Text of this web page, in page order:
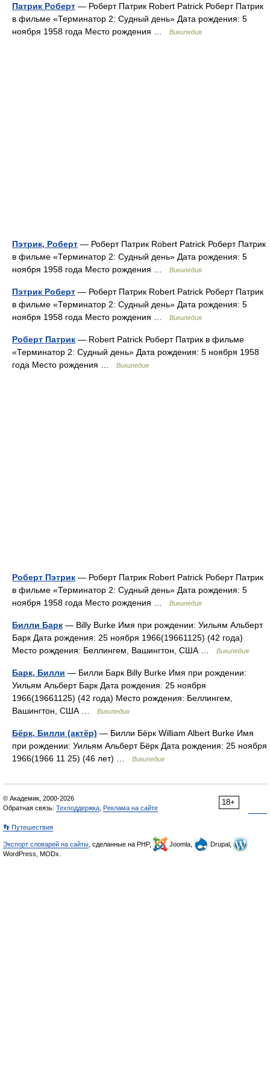
Патрик Роберт — Роберт Патрик Robert Patrick Роберт Патрик
в фильме «Терминатор 2: Судный день» Дата рождения: 5
ноября 1958 года Место рождения …
Википедия
Пэтрик, Роберт — Роберт Патрик Robert Patrick Роберт Патрик
в фильме «Терминатор 2: Судный день» Дата рождения: 5
ноября 1958 года Место рождения …
Википедия
Пэтрик Роберт — Роберт Патрик Robert Patrick Роберт Патрик
в фильме «Терминатор 2: Судный день» Дата рождения: 5
ноября 1958 года Место рождения …
Википедия
Роберт Патрик — Robert Patrick Роберт Патрик в фильме
«Терминатор 2: Судный день» Дата рождения: 5 ноября 1958
года Место рождения …
Википедия
Роберт Пэтрик — Роберт Патрик Robert Patrick Роберт Патрик
в фильме «Терминатор 2: Судный день» Дата рождения: 5
ноября 1958 года Место рождения …
Википедия
Билли Барк — Billy Burke Имя при рождении: Уильям Альберт
Барк Дата рождения: 25 ноября 1966(19661125) (42 года)
Место рождения: Беллингем, Вашингтон, США …
Википедия
Барк, Билли — Билли Барк Billy Burke Имя при рождении:
Уильям Альберт Барк Дата рождения: 25 ноября
1966(19661125) (42 года) Место рождения: Беллингем,
Вашингтон, США …
Википедия
Бёрк, Билли (актёр) — Билли Бёрк William Albert Burke Имя
при рождении: Уильям Альберт Бёрк Дата рождения: 25 ноября
1966(1966 11 25) (46 лет) …
Википедия
18+
© Академик, 2000-2026
Обратная связь: Техподдержка Реклама на сайте
👣 Путешествия
Экспорт словарей на сайты , сделанные на PHP, Joomla,
Drupal,
WordPress, MODx.